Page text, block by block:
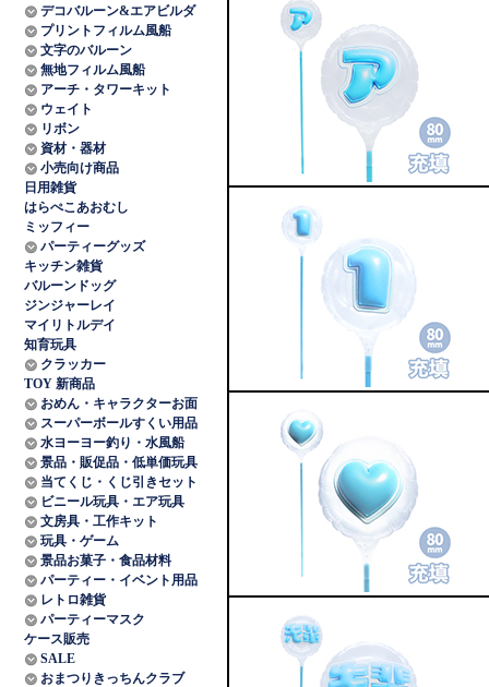
デコバルーン&エアビルダ
プリントフィルム風船
文字のバルーン
無地フィルム風船
アーチ・タワーキット
ウェイト
リボン
資材・器材
小売向け商品
日用雑貨
はらぺこあおむし
ミッフィー
パーティーグッズ
キッチン雑貨
バルーンドッグ
ジンジャーレイ
マイリトルデイ
知育玩具
クラッカー
TOY 新商品
おめん・キャラクターお面
スーパーボールすくい用品
水ヨーヨー釣り・水風船
景品・販促品・低単価玩具
当てくじ・くじ引きセット
ビニール玩具・エア玩具
文房具・工作キット
玩具・ゲーム
景品お菓子・食品材料
パーティー・イベント用品
レトロ雑貨
パーティーマスク
ケース販売
SALE
おまつりきっちんクラブ